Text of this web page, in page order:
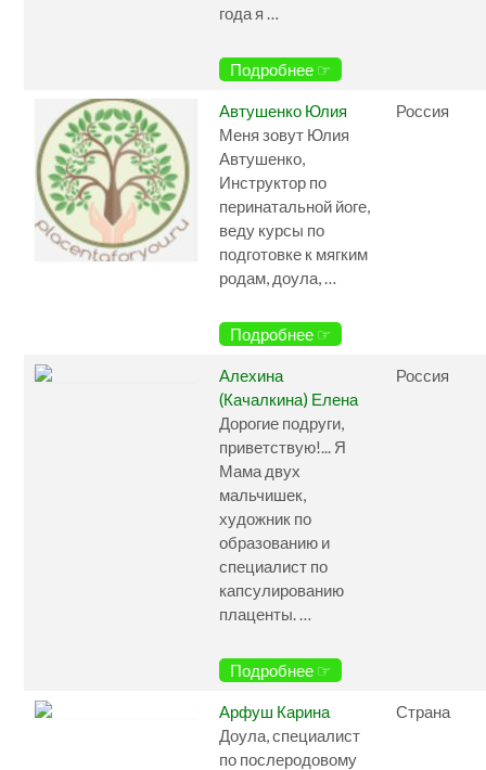
года я …
Подробнее ☞
Автушенко Юлия
Меня зовут Юлия
Автушенко,
Инструктор по
перинатальной йоге,
веду курсы по
подготовке к мягким
родам, доула, …
Подробнее ☞
Россия
Алехина
(Качалкина) Елена
Дорогие подруги,
приветствую!... Я
Мама двух
мальчишек,
художник по
образованию и
специалист по
капсулированию
плаценты. …
Подробнее ☞
Россия
Арфуш Карина
Доула, специалист
по послеродовому
Страна